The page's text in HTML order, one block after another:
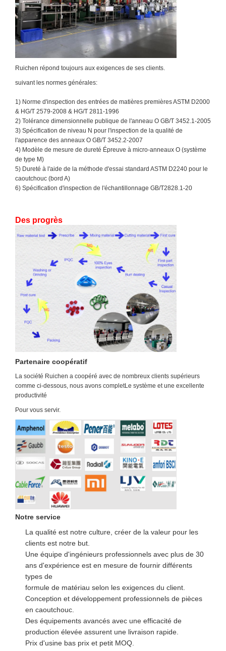
Ruichen répond toujours aux exigences de ses clients.
suivant les normes générales:
1) Norme d'inspection des entrées de matières premières ASTM D2000
& HG/T 2579-2008 & HG/T 2811-1996
2) Tolérance dimensionnelle publique de l'anneau O GB/T 3452.1-2005
3) Spécification de niveau N pour l'inspection de la qualité de
l'apparence des anneaux O GB/T 3452.2-2007
4) Modèle de mesure de dureté Épreuve à micro-anneaux O (système
de type M)
5) Dureté à l'aide de la méthode d'essai standard ASTM D2240 pour le
caoutchouc (bord A)
6) Spécification d'inspection de l'échantillonnage GB/T2828.1-20
Des progrès
Partenaire coopératif
La société Ruichen a coopéré avec de nombreux clients supérieurs
comme ci-dessous, nous avons completLe système et une excellente
productivité
Pour vous servir.
Notre service
La qualité est notre culture, créer de la valeur pour les
clients est notre but.
Une équipe d'ingénieurs professionnels avec plus de 30
ans d'expérience est en mesure de fournir différents
types de
formule de matériau selon les exigences du client.
Conception et développement professionnels de pièces
en caoutchouc.
Des équipements avancés avec une efficacité de
production élevée assurent une livraison rapide.
Prix d'usine bas prix et petit MOQ.